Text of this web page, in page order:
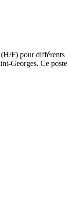
F) pour différents
Georges. Ce poste